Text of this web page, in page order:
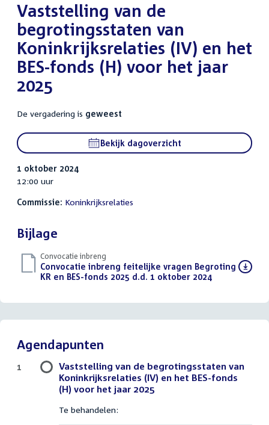
:Vaststelling van de
begrotingsstaten van
Koninkrijksrelaties (IV) en het
BES-fonds (H) voor het jaar
2025
De vergadering is geweest
Bekijk dagoverzicht
1 oktober 2024
12:00 uur
Commissie: Koninkrijksrelaties
Bijlage
Convocatie inbreng
Download
bestand:
Convocatie inbreng feitelijke vragen Begroting
KR en BES-fonds 2025 d.d. 1 oktober 2024(PDF)
Agendapunten
Vaststelling van de begrotingsstaten van
Koninkrijksrelaties (IV) en het BES-fonds
(H) voor het jaar 2025
Te behandelen:
1